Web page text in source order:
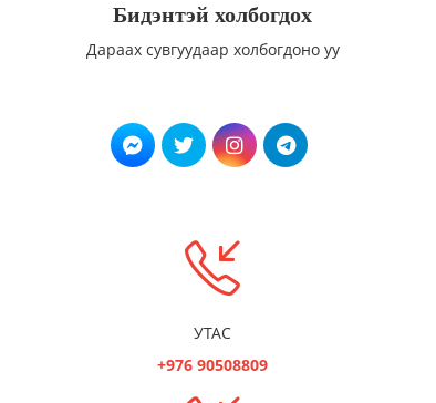
Бидэнтэй холбогдох
Дараах сувгуудаар холбогдоно уу
УТАС
+976 90508809